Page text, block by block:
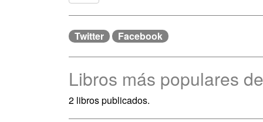
Twitter Facebook
Libros más populares
2 libros publicados.